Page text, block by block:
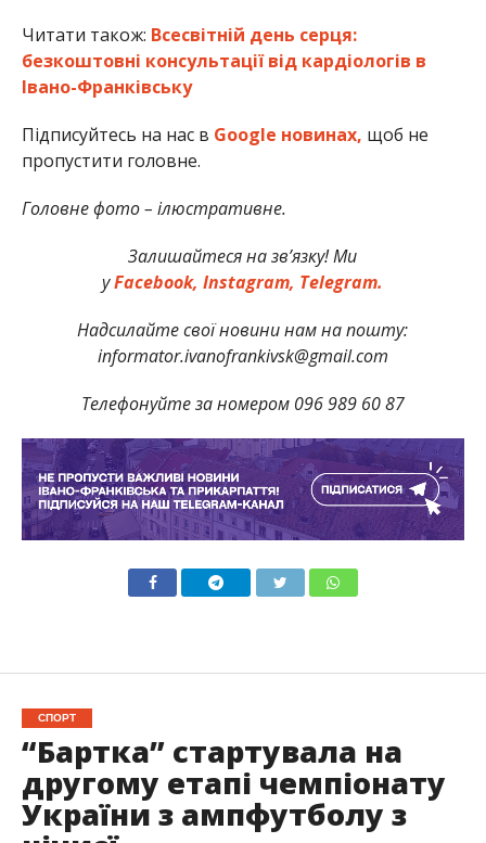
Читати також: Всесвітній день серця:
безкоштовні консультації від кардіологів в
Івано-Франківську
Підписуйтесь на нас в Google новинах, щоб не
пропустити головне.
Головне фото – ілюстративне.
Залишайтеся на зв’язку! Ми
уFacebook, Instagram, Telegram.
Надсилайте свої новини нам на пошту:
informator.ivanofrankivsk@gmail.com
Телефонуйте за номером 096 989 60 87
СПОРТ
“Бартка” стартувала на
другому етапі чемпіонату
України з ампфутболу з